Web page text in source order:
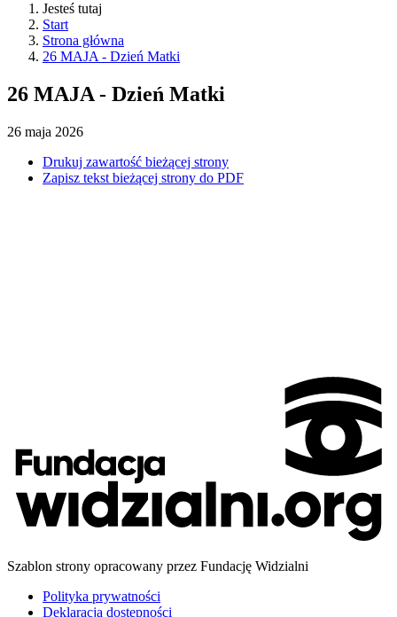
Jesteś tutaj
Start
Strona główna
26 MAJA - Dzień Matki
26 MAJA - Dzień Matki
26 maja 2026
Drukuj zawartość bieżącej strony
Zapisz tekst bieżącej strony do PDF
Szablon strony opracowany przez Fundację Widzialni
Polityka prywatności
Deklaracja dostępności